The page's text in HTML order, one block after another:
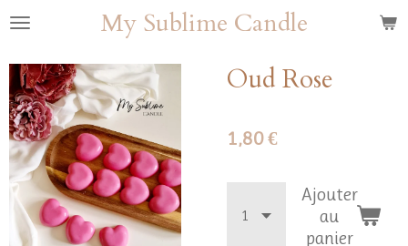
Passer
contenu
principal
My Sublime Candle
Oud Rose
1,80 €
Ajouter
au
panier